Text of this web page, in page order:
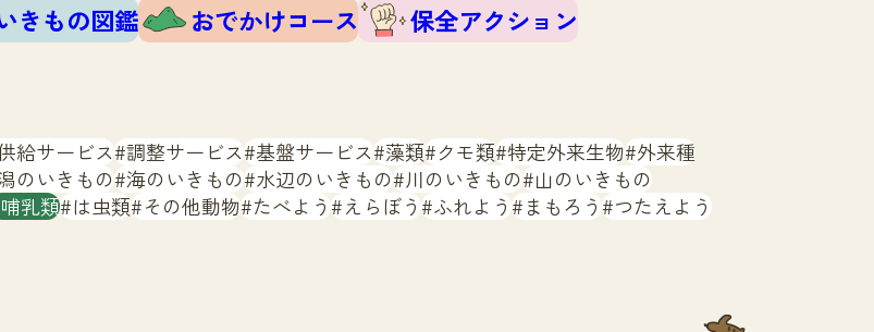
きもの図鑑 おでかけコース
保全アクション
給サービス 調整サービス 基盤サービス 藻類 クモ類 特定外来生物 外来種
のいきもの 海のいきもの 水辺のいきもの 川のいきもの 山のいきもの
哺乳類 は虫類 その他動物 たべよう えらぼう ふれよう まもろう つたえよう